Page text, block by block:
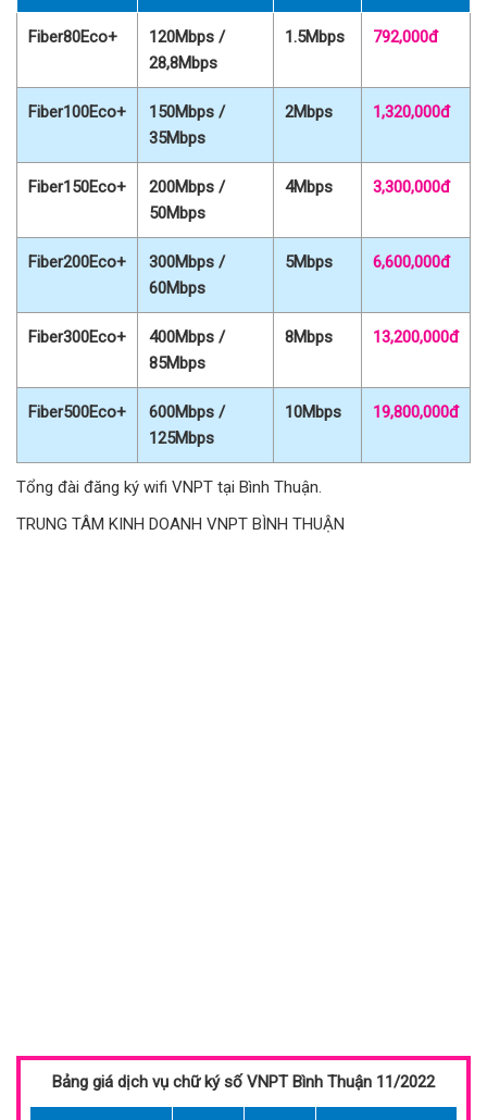
Fiber80Eco+
120Mbps /
28,8Mbps
1.5Mbps 792,000đ
Fiber100Eco+
150Mbps /
35Mbps
2Mbps 1,320,000đ
Fiber150Eco+
200Mbps /
50Mbps
4Mbps 3,300,000đ
Fiber200Eco+
300Mbps /
60Mbps
5Mbps 6,600,000đ
Fiber300Eco+
400Mbps /
85Mbps
8Mbps 13,200,000đ
Fiber500Eco+
600Mbps /
125Mbps
10Mbps 19,800,000đ
Tổng đài đăng ký wifi VNPT tại Bình Thuận.
TRUNG TÂM KINH DOANH VNPT BÌNH THUẬN
Bảng giá dịch vụ chữ ký số VNPT Bình Thuận 11/2022